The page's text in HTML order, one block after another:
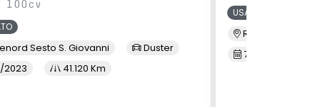
100cv
Sesto S. Giovanni
Duster
2023
41.120 Km
USATO
Renord MI
7/2023